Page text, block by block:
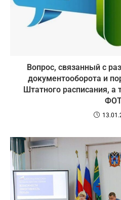
Вопрос, связанный с
документооборота и
Штатного расписания, а